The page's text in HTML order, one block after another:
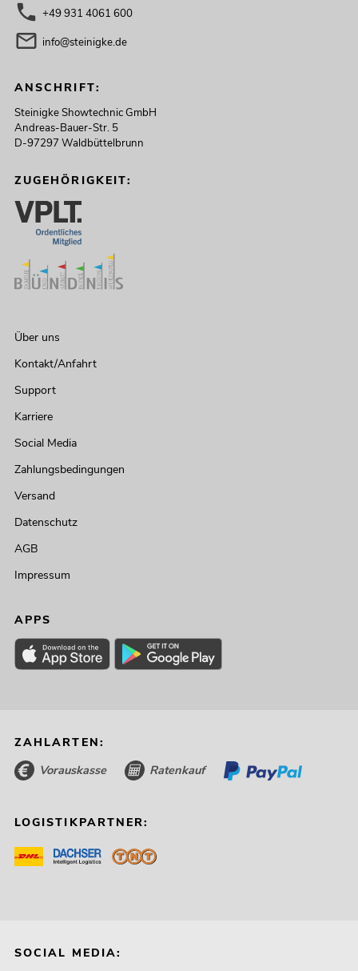
+49 931 4061 600
info@steinigke.de
ANSCHRIFT:
Steinigke Showtechnic GmbH
Andreas-Bauer-Str. 5
D-97297 Waldbüttelbrunn
ZUGEHÖRIGKEIT:
Über uns
Kontakt/Anfahrt
Support
Karriere
Social Media
Zahlungsbedingungen
Versand
Datenschutz
AGB
Impressum
APPS
ZAHLARTEN:
Vorauskasse Ratenkauf
LOGISTIKPARTNER:
SOCIAL MEDIA: